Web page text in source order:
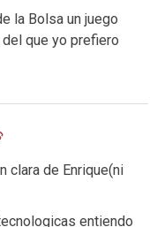
la Bolsa un juego
que yo prefiero
clara de Enrique(ni
entiendo